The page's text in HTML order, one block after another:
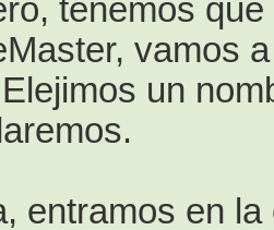
tenemos
vamos
un
entramos en